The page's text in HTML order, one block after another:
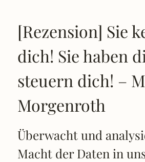
[Rezension] Sie
dich! Sie haben
steuern dich! –
Morgenroth
Überwacht und
Macht der Daten in